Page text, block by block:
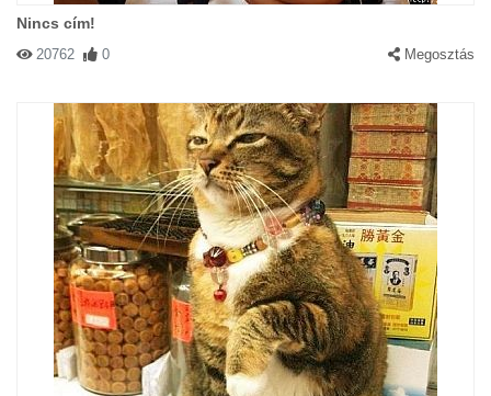
Nincs cím!
20762 0 Megosztás